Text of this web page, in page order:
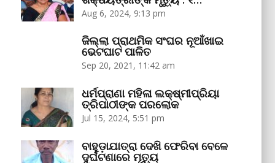
Aug 6, 2024, 9:13 pm
ଜିଲ୍ଲା ପ୍ରାଥମିକ ସଂଘର ନୂଆଁଖାଇ
ଭେଟଘାଟ ପାଳିତ
Sep 20, 2021, 11:42 am
ଧର୍ମପ୍ରାଣା ମହିଳା ଲକ୍ଷ୍ମୀପ୍ରିୟା
ତ୍ରିପାଠୀଙ୍କ ପରଲୋକ
Jul 15, 2024, 5:51 pm
ବାହୁଡ଼ାଯାତ୍ରା ଦେଖି ଫେରିବା ବେଳେ
ଦୁର୍ଘଟଣାରେ ମୃତ୍ୟୁ